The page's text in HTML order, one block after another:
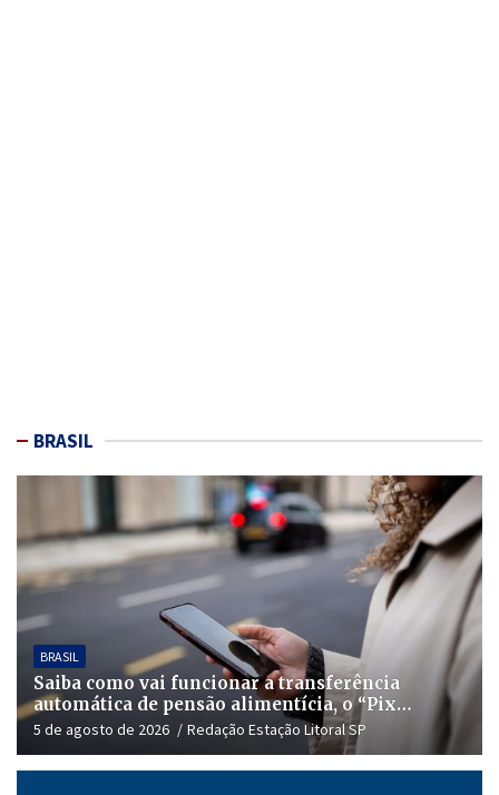
BRASIL
BRASIL
Saiba como vai funcionar a transferência
automática de pensão alimentícia, o “Pix
Pensão”
5 de agosto de 2026 Redação Estação Litoral SP